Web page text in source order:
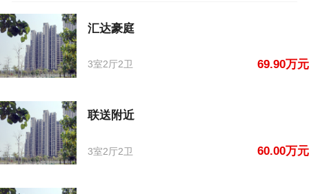
汇达豪庭
3室2厅2卫 69.90万元
联送附近
3室2厅2卫 60.00万元